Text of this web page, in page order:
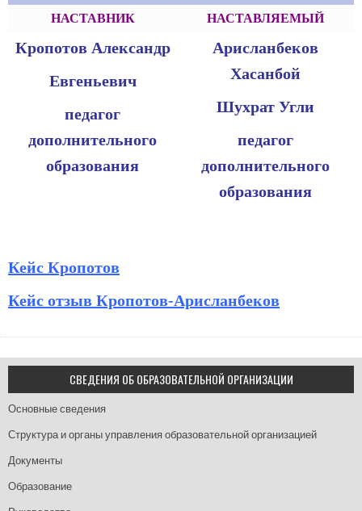
НАСТАВНИК
НАСТАВЛЯЕМЫЙ
Кропотов Александр
Евгеньевич
педагог
дополнительного
образования
Арисланбеков
Хасанбой
Шухрат Угли
педагог
дополнительного
образования
Кейс Кропотов
Кейс отзыв Кропотов-Арисланбеков
СВЕДЕНИЯ ОБ ОБРАЗОВАТЕЛЬНОЙ ОРГАНИЗАЦИИ
Основные сведения
Структура и органы управления образовательной организацией
Документы
Образование